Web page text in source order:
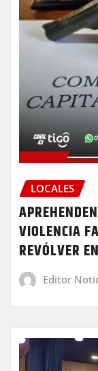
LOCALES
VIOLENCIA
REVÓLVER
Editor